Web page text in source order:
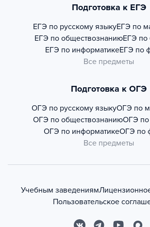
Подготовка к ЕГЭ
ЕГЭ по русскому языкуЕГЭ по
ЕГЭ по обществознаниюЕГЭ по
ЕГЭ по информатикеЕГЭ по
Все предметы
Подготовка к ОГЭ
ОГЭ по русскому языкуОГЭ по
ОГЭ по обществознаниюОГЭ по
ОГЭ по информатикеОГЭ по
Все предметы
Учебным заведениям
Пользовательское